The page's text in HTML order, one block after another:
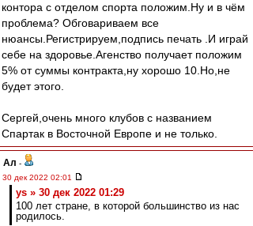
контора с отделом спорта положим.Ну и в чём
проблема? Обговариваем все
нюансы.Регистрируем,подпись печать .И играй
себе на здоровье.Агенство получает положим
5% от суммы контракта,ну хорошо 10.Но,не
будет этого.
Сергей,очень много клубов с названием
Спартак в Восточной Европе и не только.
Ал -
30 дек 2022 02:01
ys » 30 дек 2022 01:29
100 лет стране, в которой большинство из нас
родилось.